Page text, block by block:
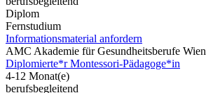
Diplom
Fernstudium
Informationsmaterial anfordern
AMC Akademie für Gesundheitsberufe Wien
Diplomierte*r Montessori-Pädagoge*in
4-12 Monat(e)
berufsbegleitend